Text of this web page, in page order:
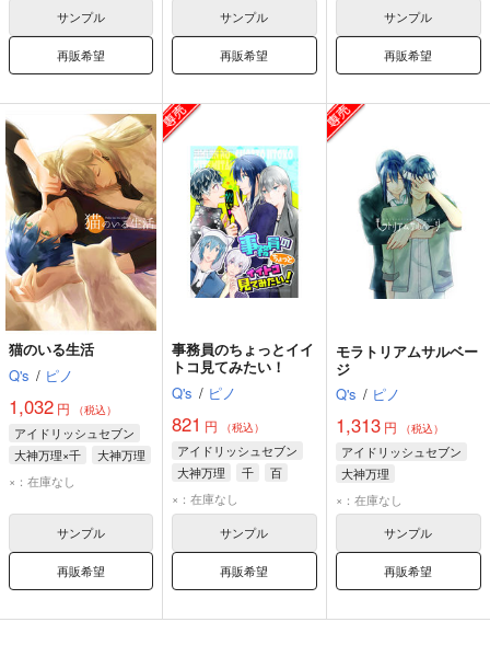
サンプル
再販希望
サンプル
再販希望
サンプル
再販希望
猫のいる生活
Q's / ピノ
1,032 円 （税込）
アイドリッシュセブン
大神万理×千
大神万理
千
×：在庫なし
サンプル
再販希望
事務員のちょっとイイ
トコ見てみたい！
Q's / ピノ
821 円 （税込）
アイドリッシュセブン
大神万理
千
百
×：在庫なし
サンプル
再販希望
モラトリアムサルベー
ジ
Q's / ピノ
1,313円 （税込）
アイドリッシュセブン
大神万理
×：在庫なし
サンプル
再販希望